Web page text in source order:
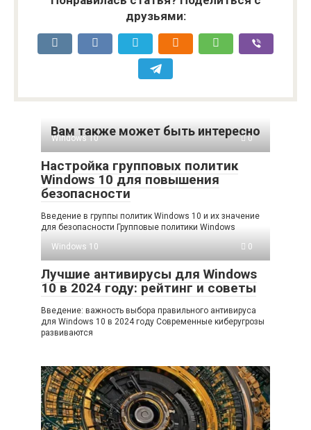
друзьями:
Вам также может быть интересно
Windows 10 0
Настройка групповых политик
Windows 10 для повышения
безопасности
Введение в группы политик Windows 10 и их значение
для безопасности Групповые политики Windows
Windows 10
0
Лучшие антивирусы для Windows
10 в 2024 году: рейтинг и советы
Введение: важность выбора правильного антивируса
для Windows 10 в 2024 году Современные киберугрозы
развиваются